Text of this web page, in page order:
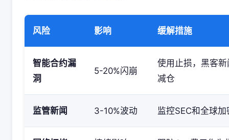
风险 影响 缓解措施
智能合约漏
洞
5-20%闪崩
使用止损，黑客
减仓
监管新闻 3-10%波动 监控SEC和全球